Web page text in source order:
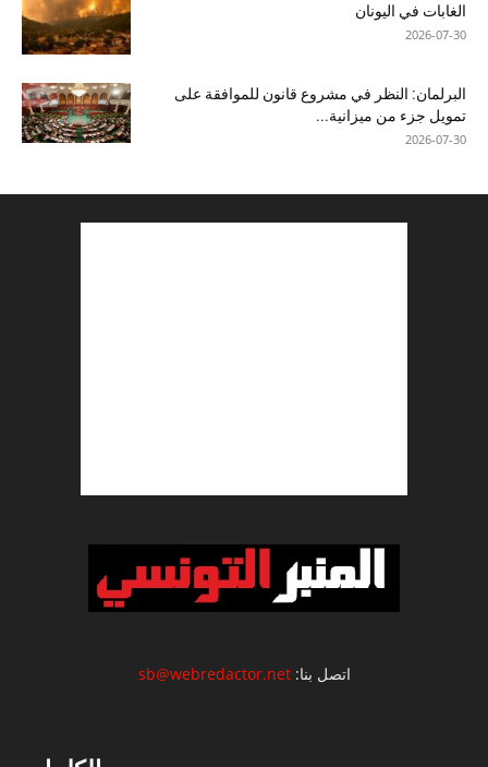
الغابات في اليونان
2026-07-30
البرلمان: النظر في مشروع قانون للموافقة على
تمويل جزء من ميزانية...
2026-07-30
اتصل بنا:sb@webredactor.net